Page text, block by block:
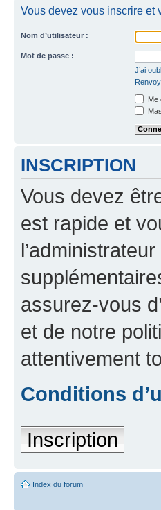
Vous devez vous inscrire et
Nom d’utilisateur :
Mot de passe :
J’ai
Me
INSCRIPTION
Vous devez
est rapide et
assurez-vous
et de notre
attentivement
Conditions
Inscription
Index du forum